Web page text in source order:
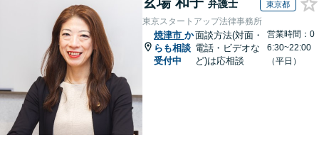
弁護士 東京都
東京スタートアップ法律事務所
焼津市 か
らも相談
受付中
面談方法(対面・
電話・ビデオな
ど)は応相談
営業時間：0
6:30~22:00
（平日）